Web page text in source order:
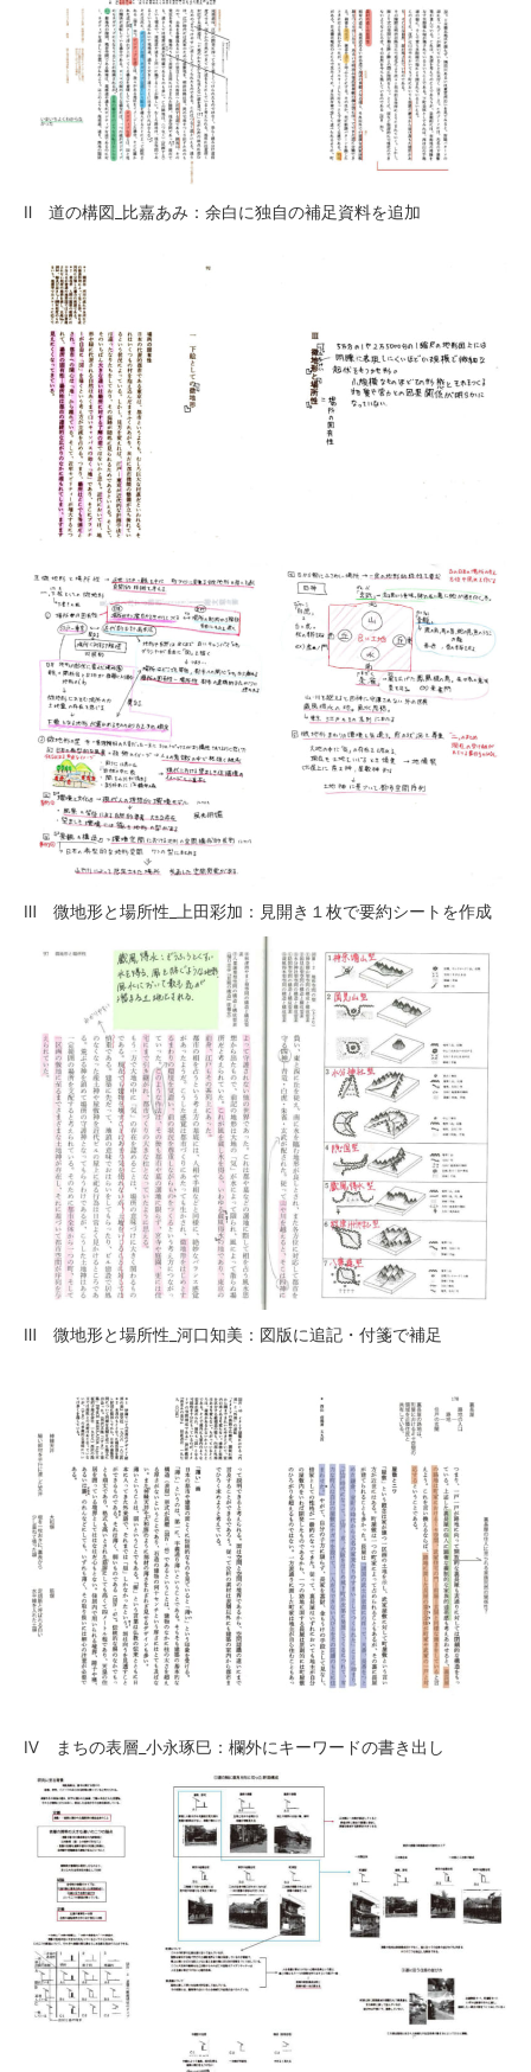
Ⅱ 道の構図_比嘉あみ：余白に独自の補足資料を追加
Ⅲ 微地形と場所性_上田彩加：見開き１枚で要約シートを作成
Ⅲ 微地形と場所性_河口知美：図版に追記・付箋で補足
Ⅳ まちの表層_小永琢巳：欄外にキーワードの書き出し